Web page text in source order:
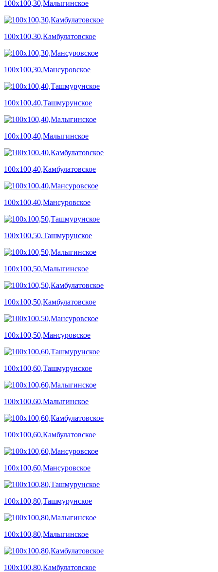
100х100,30,Малыгинское
100х100,30,Камбулатовское
100х100,30,Мансуровское
100х100,40,Ташмурунское
100х100,40,Малыгинское
100х100,40,Камбулатовское
100х100,40,Мансуровское
100х100,50,Ташмурунское
100х100,50,Малыгинское
100х100,50,Камбулатовское
100х100,50,Мансуровское
100х100,60,Ташмурунское
100х100,60,Малыгинское
100х100,60,Камбулатовское
100х100,60,Мансуровское
100х100,80,Ташмурунское
100х100,80,Малыгинское
100х100,80,Камбулатовское